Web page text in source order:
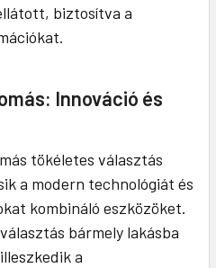
biztosítva a
Innováció és
tökéletes választás
a modern technológiát és
kombináló eszközöket.
bármely lakásba
a